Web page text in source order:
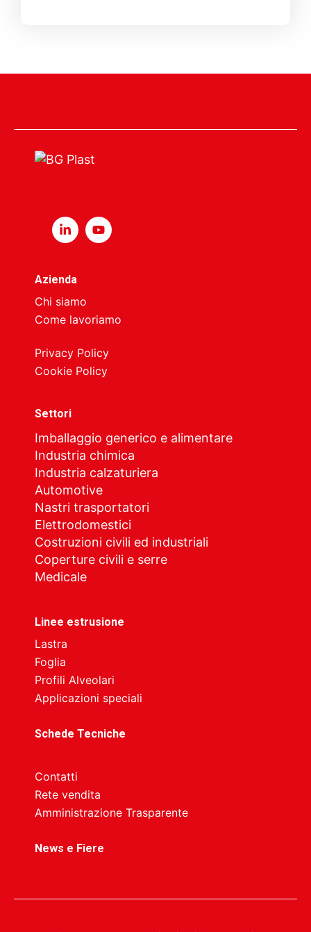
Azienda
Chi siamo
Come lavoriamo
Privacy Policy
Cookie Policy
Settori
Imballaggio generico e alimentare
Industria chimica
Industria calzaturiera
Automotive
Nastri trasportatori
Elettrodomestici
Costruzioni civili ed industriali
Coperture civili e serre
Medicale
Linee estrusione
Lastra
Foglia
Profili Alveolari
Applicazioni speciali
Schede Tecniche
Contatti
Rete vendita
Amministrazione Trasparente
News e Fiere